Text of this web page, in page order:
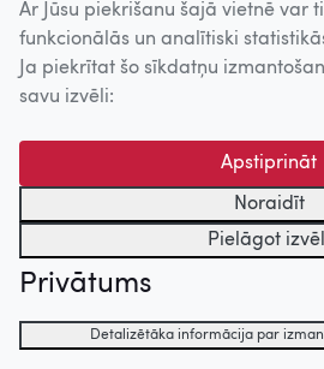
Ar Jūsu piekrišanu šajā vietnē var
funkcionālās un analītiski
Ja piekrītat šo sīkdatņu
savu izvēli:
Apstiprināt
Noraidīt
Pielāgot
Privātums
Detalizētāka informācija par